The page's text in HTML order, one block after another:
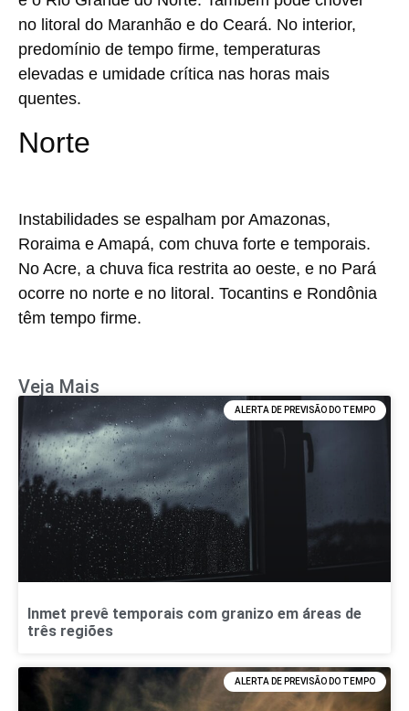
no litoral do Maranhão e do Ceará. No interior,
predomínio de tempo firme, temperaturas
elevadas e umidade crítica nas horas mais
quentes.
Norte
Instabilidades se espalham por Amazonas,
Roraima e Amapá, com chuva forte e temporais.
No Acre, a chuva fica restrita ao oeste, e no Pará
ocorre no norte e no litoral. Tocantins e Rondônia
têm tempo firme.
Veja Mais
ALERTA DE PREVISÃO DO TEMPO
Inmet prevê temporais com granizo em áreas de
três regiões
ALERTA DE PREVISÃO DO TEMPO